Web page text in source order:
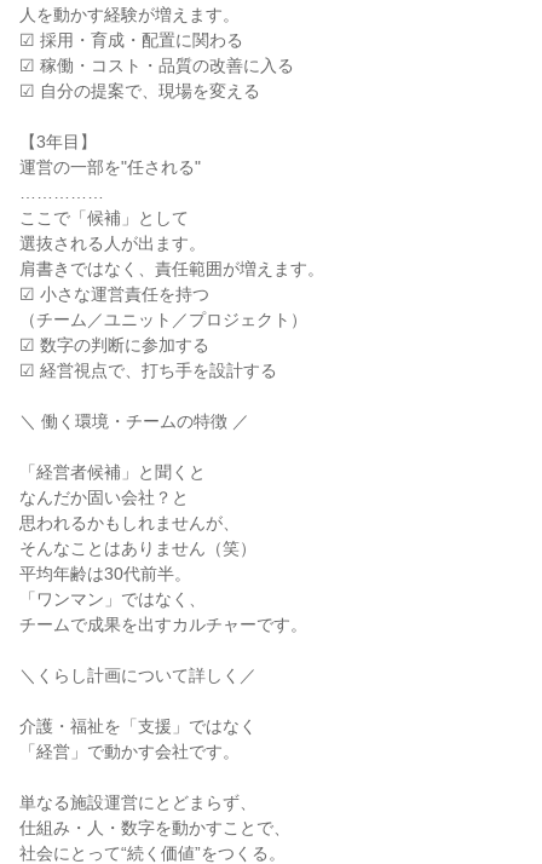
人を動かす経験が増えます。
☑ 採用・育成・配置に関わる
☑ 稼働・コスト・品質の改善に入る
☑ 自分の提案で、現場を変える
【3年目】
運営の一部を"任される"
ここで「候補」として
選抜される人が出ます。
肩書きではなく、責任範囲が増えます。
☑ 小さな運営責任を持つ
（チーム／ユニット／プロジェクト）
☑ 数字の判断に参加する
☑ 経営視点で、打ち手を設計する
＼ 働く環境・チームの特徴 ／
「経営者候補」と聞くと
なんだか固い会社？と
思われるかもしれませんが、
そんなことはありません（笑）
平均年齢は30代前半。
「ワンマン」ではなく、
チームで成果を出すカルチャーです。
＼くらし計画について詳しく／
介護・福祉を「支援」ではなく
「経営」で動かす会社です。
単なる施設運営にとどまらず、
仕組み・人・数字を動かすことで、
社会にとって“続く価値”をつくる。